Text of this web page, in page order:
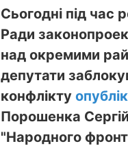
Сьогодні під час
Ради
над окремими
депутати
конфлікту
Порошенка
"Народного